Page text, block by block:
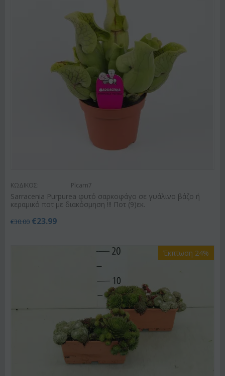
ΚΩΔΙΚΟΣ: Plcarn7
Sarracenia Purpurea φυτό σαρκοφάγο σε γυάλινο βάζο ή
κεραμικό ποτ με διακόσμηση !!! Ποτ (9)εκ.
€30.00 €23.99
Έκπτωση 24%